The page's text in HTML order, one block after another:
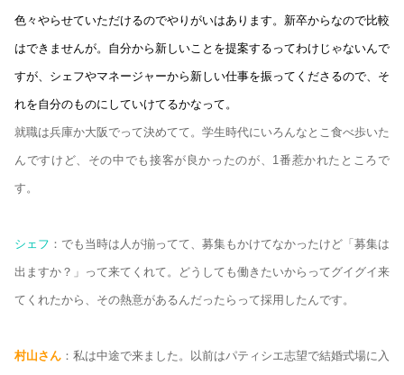
色々やらせていただけるのでやりがいはあります。新卒からなので比較
はできませんが。自分から新しいことを提案するってわけじゃないんで
すが、シェフやマネージャーから新しい仕事を振ってくださるので、そ
れを自分のものにしていけてるかなって。
就職は兵庫か大阪でって決めてて。学生時代にいろんなとこ食べ歩いた
んですけど、その中でも接客が良かったのが、1番惹かれたところで
す。
シェフ ：でも当時は人が揃ってて、募集もかけてなかったけど「募集は
出ますか？」って来てくれて。どうしても働きたいからってグイグイ来
てくれたから、その熱意があるんだったらって採用したんです。
村山さん ：私は中途で来ました。以前はパティシエ志望で結婚式場に入